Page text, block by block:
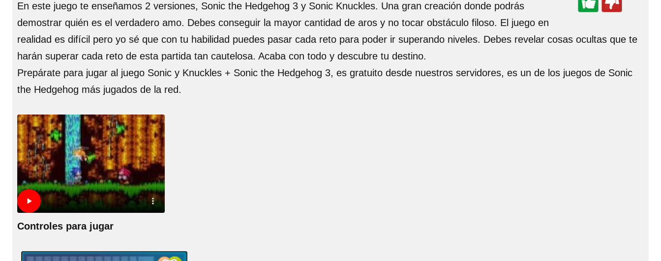
En este juego te enseñamos 2 versiones, Sonic the Hedgehog 3 y Sonic Knuckles. Una gran creación donde podrás
demostrar quién es el verdadero amo. Debes conseguir la mayor cantidad de aros y no tocar obstáculo filoso. El juego en
realidad es difícil pero yo sé que con tu habilidad puedes pasar cada reto para poder ir superando niveles. Debes revelar cosas ocultas que te
harán superar cada reto de esta partida tan cautelosa. Acaba con todo y descubre tu destino.
Prepárate para jugar al juego Sonic y Knuckles + Sonic the Hedgehog 3, es gratuito desde nuestros servidores, es un de los juegos de Sonic
the Hedgehog más jugados de la red.
Controles para jugar